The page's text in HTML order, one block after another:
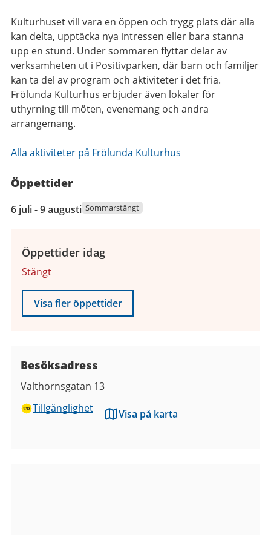
Kulturhuset vill vara en öppen och trygg plats där alla
kan delta, upptäcka nya intressen eller bara stanna
upp en stund. Under sommaren flyttar delar av
verksamheten ut i Positivparken, där barn och familjer
kan ta del av program och aktiviteter i det fria.
Frölunda Kulturhus erbjuder även lokaler för
uthyrning till möten, evenemang och andra
arrangemang.
Alla aktiviteter på Frölunda Kulturhus
Öppettider
6
juli
augusti
2026
6 juli - 9 augusti Sommarstängt
Öppettider idag
Stängt
Visa fler öppettider
Besöksadress
Valthornsgatan 13
Tillgänglighet
Visa på karta